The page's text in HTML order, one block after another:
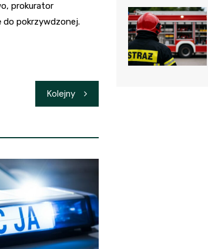
prokurator
do pokrzywdzonej.
Kolejny